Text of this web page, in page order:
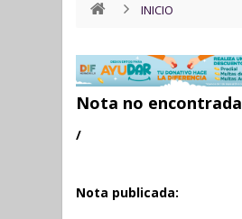
INICIO
Nota no encontrada
/
Nota publicada: